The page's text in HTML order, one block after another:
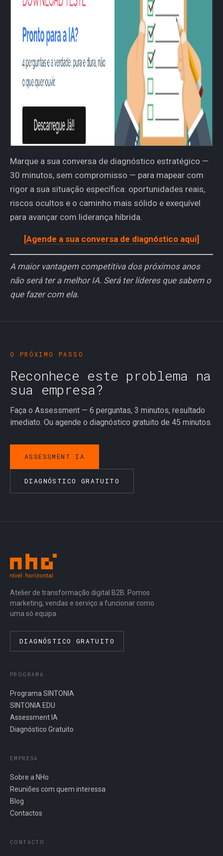
Marque a sua conversa de diagnóstico estratégico —
30 minutos, sem compromisso — para mapear com
rigor a sua situação específica: oportunidades reais,
riscos ocultos e o caminho mais sólido e exequível
para avançar com liderança híbrida.
[Agende a sua conversa de diagnóstico aqui]
A maior vantagem competitiva dos próximos anos
não será ter a melhor IA. Será ter líderes que sabem o
que fazer com ela.
O PRÓXIMO PASSO
Reconhece este problema na
sua empresa?
Faça o Assessment — 6 perguntas, 3 minutos, resultado
imediato. Ou agende o diagnóstico gratuito de 45 minutos.
ASSESSMENT IA
DIAGNÓSTICO GRATUITO
Atelier de transformação digital B2B. Pomos
marketing, vendas e serviço a funcionar como
uma só equipa.
DIAGNÓSTICO GRATUITO
PROGRAMA
Programa SINTONIA
SINTONIA EDU
Assessment IA
Diagnóstico Gratuito
EMPRESA
Sobre a NHo
Reuniões com quem interessa
Blog
Contactos
CONTACTO